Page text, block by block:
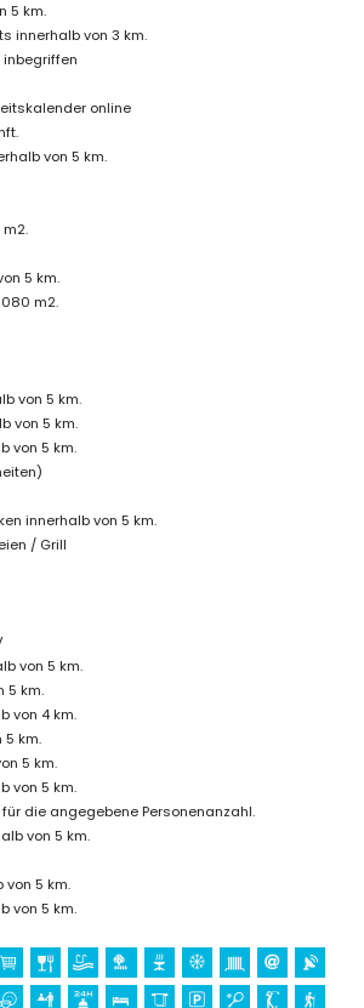
Valencia (> 100 Kilometer)
erlaubt
sehr gut für Familien mit Kindern geeignet
im Mietpreis der Villa
und 24-Stunden-Notdienst
Klimaanlage
gegen Aufpreis
(auf Anfrage)
für Ihren Urlaub in Javea,
Bar, Promenade (El Arenal und Javea)
vom Haus entfernt)
Kultur in Javea, Costa Blanca
de Javea), Kirche (Virgen de Loreto, Puerto,
de Viento, Javea), architektonisches
Histórico, Javea) und historischer Ort (Histórico
als 5 Kilometer von der Unterkunft entfernt)
Javea) (weniger als 10 Kilometer von der
la Vila, Denia) (weniger als 25 Kilometer von der
Mountainbiken, Radfahren, Klettern,
Angeln, Tauchen, Schnorcheln, Surfen,
(weniger als 5 Kilometer von der Villa
als 10 Kilometer von der Villa entfernt)
5 km.
innerhalb von 3 km.
inbegriffen
online
von 5 km.
5 km.
m2.
von 5 km.
von 5 km.
von 5 km.
innerhalb von 5 km.
/ Grill
von 5 km.
5 km.
von 4 km.
5 km.
5 km.
von 5 km.
die angegebene Personenanzahl.
von 5 km.
5 km.
von 5 km.